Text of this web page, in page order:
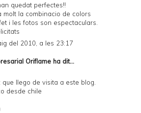
quedat perfectes!!
molt la combinacio de colors
i les fotos son espectaculars.
del 2010, a les 23:17
Oriflame ha dit...
que llego de visita a este blog.
desde chile